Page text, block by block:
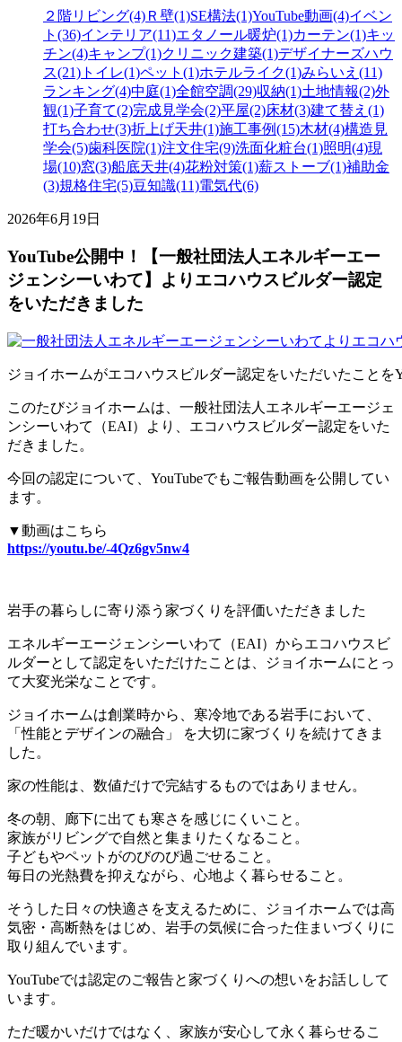
２階リビング(4) Ｒ壁(1)SE構法(1)YouTube動画(4)イベン
ト(36)インテリア(11)エタノール暖炉(1)カーテン(1)キッ
チン(4)キャンプ(1)クリニック建築(1)デザイナーズハウ
ス(21) トイレ(1)ペット(1)ホテルライク(1)みらいえ(11)
ランキング(4)中庭(1)全館空調(29)収納(1)土地情報(2)外
観(1)子育て(2)完成見学会(2)平屋(2)床材(3)建て替え(1)
打ち合わせ(3)折上げ天井(1)施工事例(15)木材(4)構造見
学会(5)歯科医院(1)注文住宅(9)洗面化粧台(1)照明(4)現
場(10)窓(3)船底天井(4)花粉対策(1)薪ストーブ(1)補助金
(3)規格住宅(5)豆知識(11)電気代(6)
2026年6月19日
YouTube公開中！【一般社団法人エネルギーエー
ジェンシーいわて】よりエコハウスビルダー認定
をいただきました
ジョイホームがエコハウスビルダー認定をいただいたことを
このたびジョイホームは、一般社団法人エネルギーエージェ
ンシーいわて（EAI）より、エコハウスビルダー認定をいた
だきました。
今回の認定について、YouTubeでもご報告動画を公開してい
ます。
▼動画はこちら
https://youtu.be/-4Qz6gv5nw4
岩手の暮らしに寄り添う家づくりを評価いただきました
エネルギーエージェンシーいわて（EAI）からエコハウスビ
ルダーとして認定をいただけたことは、ジョイホームにとっ
て大変光栄なことです。
ジョイホームは創業時から、寒冷地である岩手において、
「性能とデザインの融合」 を大切に家づくりを続けてきま
した。
家の性能は、数値だけで完結するものではありません。
冬の朝、廊下に出ても寒さを感じにくいこと。
家族がリビングで自然と集まりたくなること。
子どもやペットがのびのび過ごせること。
毎日の光熱費を抑えながら、心地よく暮らせること。
そうした日々の快適さを支えるために、ジョイホームでは高
気密・高断熱をはじめ、岩手の気候に合った住まいづくりに
取り組んでいます。
YouTubeでは認定のご報告と家づくりへの想いをお話しして
います。
ただ暖かいだけではなく、家族が安心して永く暮らせるこ